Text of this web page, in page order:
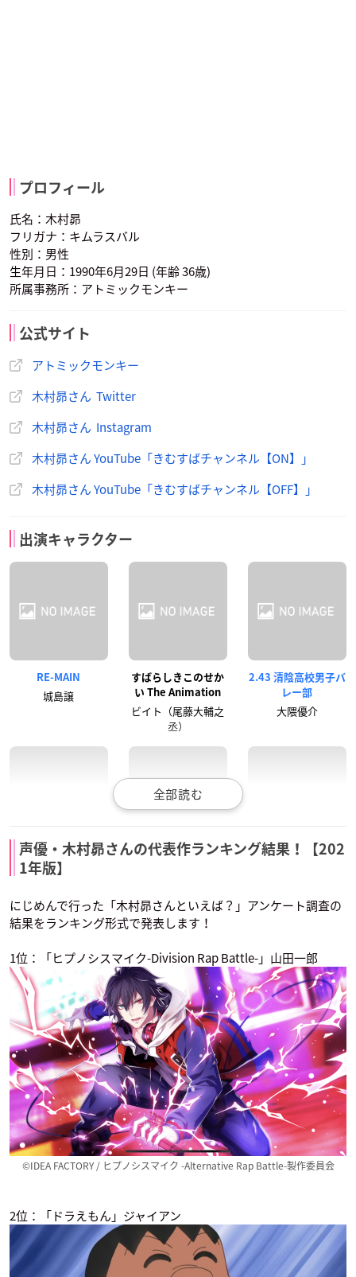
プロフィール
氏名：木村昴
フリガナ：キムラスバル
性別：男性
生年月日：1990年6月29日 (年齢 36歳)
所属事務所：アトミックモンキー
公式サイト
アトミックモンキー
木村昴さん Twitter
木村昴さん Instagram
木村昴さん YouTube「きむすばチャンネル【ON】」
木村昴さん YouTube「きむすばチャンネル【OFF】」
出演キャラクター
RE-MAIN
城島譲
すばらしきこのせか
い The Animation
ビイト（尾藤大輔之
丞）
2.43 清陰高校男子バ
レー部
大隈優介
BEASTARS（第2
期）
ヒプノシスマイク -D
ivision Rap Battle-
Rhyme Anima
山田一郎
ACTORS –Songs Co
nnection-
丸目千熊
RobiHachi
アロ
Bラッパーズ ストリ
狐狸之声
ジャンヤオ 金盛剛
声優・木村昴さんの代表作ランキング結果！【202
1年版】
にじめんで行った「木村昴さんといえば？」アンケート調査の
結果をランキング形式で発表します！
1位：「ヒプノシスマイク-Division Rap Battle-」山田一郎
©IDEA FACTORY / ヒプノシスマイク -Alternative Rap Battle-製作委員会
2位：「ドラえもん」ジャイアン